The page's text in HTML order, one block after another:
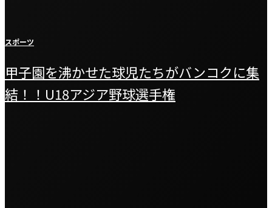
スポーツ
甲子園を沸かせた球児たちがバンコクに集
結！！U18アジア野球選手権